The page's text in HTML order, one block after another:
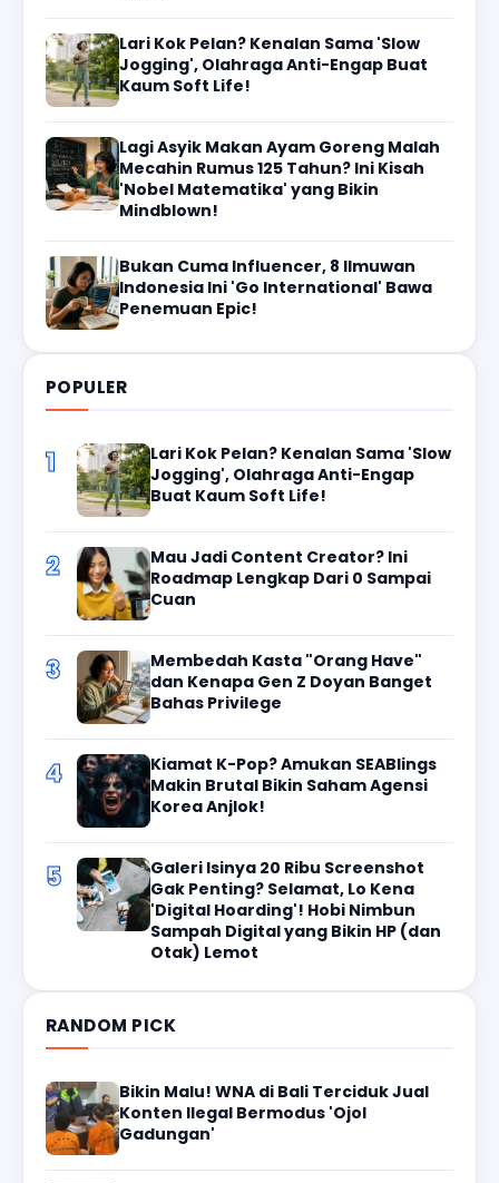
Lari Kok Pelan? Kenalan Sama 'Slow
Jogging', Olahraga Anti-Engap Buat
Kaum Soft Life!
Lagi Asyik Makan Ayam Goreng Malah
Mecahin Rumus 125 Tahun? Ini Kisah
'Nobel Matematika' yang Bikin
Mindblown!
Bukan Cuma Influencer, 8 Ilmuwan
Indonesia Ini 'Go International' Bawa
Penemuan Epic!
POPULER
1
Lari Kok Pelan? Kenalan Sama 'Slow
Jogging', Olahraga Anti-Engap
Buat Kaum Soft Life!
2
Mau Jadi Content Creator? Ini
Roadmap Lengkap Dari 0 Sampai
Cuan
3
Membedah Kasta "Orang Have"
dan Kenapa Gen Z Doyan Banget
Bahas Privilege
4
Kiamat K-Pop? Amukan SEABlings
Makin Brutal Bikin Saham Agensi
Korea Anjlok!
5
Galeri Isinya 20 Ribu Screenshot
Gak Penting? Selamat, Lo Kena
'Digital Hoarding'! Hobi Nimbun
Sampah Digital yang Bikin HP (dan
Otak) Lemot
RANDOM PICK
Bikin Malu! WNA di Bali Terciduk Jual
Konten Ilegal Bermodus 'Ojol
Gadungan'